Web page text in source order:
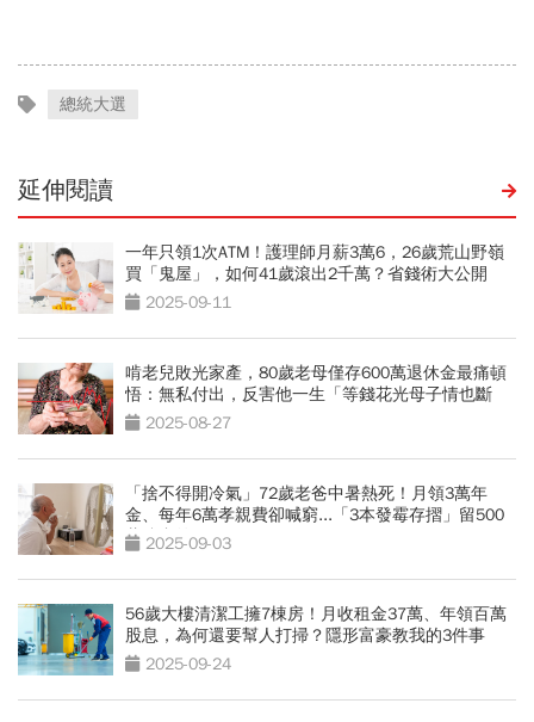
總統大選
延伸閱讀
一年只領1次ATM！護理師月薪3萬6，26歲荒山野嶺
買「鬼屋」，如何41歲滾出2千萬？省錢術大公開
2025-09-11
啃老兒敗光家產，80歲老母僅存600萬退休金最痛頓
悟：無私付出，反害他一生「等錢花光母子情也斷
了」2025-08-27
「捨不得開冷氣」72歲老爸中暑熱死！月領3萬年
金、每年6萬孝親費卻喊窮...「3本發霉存摺」留500
萬遺產啟示
2025-09-03
56歲大樓清潔工擁7棟房！月收租金37萬、年領百萬
股息，為何還要幫人打掃？隱形富豪教我的3件事
2025-09-24